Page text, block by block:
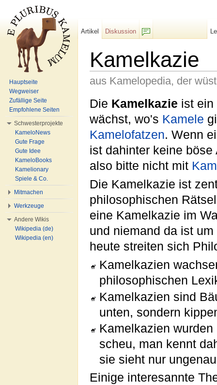
Kamelkazie
aus Kamelopedia, der
Die Kamelkazie ist ein
wächst, wo's Kamele
Kamelofatzen. Wenn
ist dahinter keine
also bitte nicht mit
Die Kamelkazie ist
philosophischen
eine Kamelkazie im
und niemand da ist
heute streiten sich
Kamelkazien
philosophischen
Kamelkazien sind
unten, sondern
Kamelkazien
scheu, man kennt
sie sieht nur ungenau
Einige interesannte
Artikel
Diskussion
Hauptseite
Wegweiser
Zufällige Seite
Empfohlene Seiten
Schwesterprojekte
KameloNews
Gute Frage
Gute Idee
KameloBooks
Kamelionary
Spiele & Co.
Mitmachen
Werkzeuge
Andere Wikis
Wikipedia (de)
Wikipedia (en)